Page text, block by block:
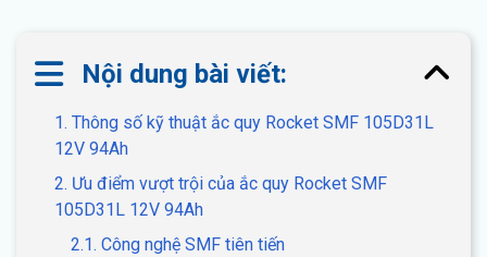
Nội dung bài viết:
1. Thông số kỹ thuật ắc quy Rocket SMF 105D31L
12V 94Ah
2. Ưu điểm vượt trội của ắc quy Rocket SMF
105D31L 12V 94Ah
2.1. Công nghệ SMF tiên tiến